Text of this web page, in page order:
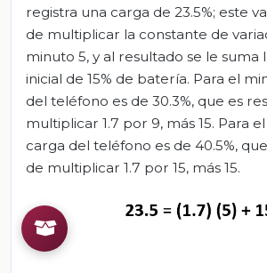
registra una carga de 23.5%; este
de multiplicar la constante de
minuto 5, y al resultado se le suma
inicial de 15% de batería. Para el
del teléfono es de 30.3%, que es
multiplicar 1.7 por 9, más 15. Para
carga del teléfono es de 40.5%,
de multiplicar 1.7 por 15, más 15.